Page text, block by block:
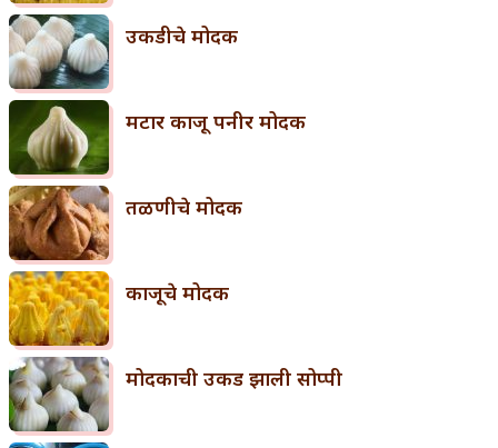
उकडीचे मोदक
मटार काजू पनीर मोदक
तळणीचे मोदक
काजूचे मोदक
मोदकाची उकड झाली सोप्पी